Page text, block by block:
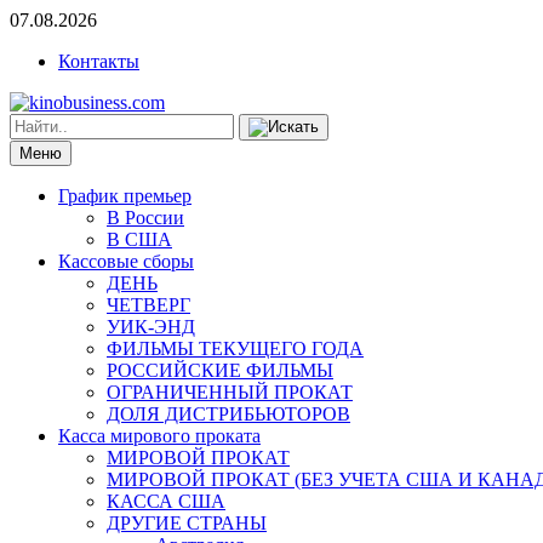
07.08.2026
Контакты
Меню
График премьер
В России
В США
Кассовые сборы
ДЕНЬ
ЧЕТВЕРГ
УИК-ЭНД
ФИЛЬМЫ ТЕКУЩЕГО ГОДА
РОССИЙСКИЕ ФИЛЬМЫ
ОГРАНИЧЕННЫЙ ПРОКАТ
ДОЛЯ ДИСТРИБЬЮТОРОВ
Касса мирового проката
МИРОВОЙ ПРОКАТ
МИРОВОЙ ПРОКАТ (БЕЗ УЧЕТА США И
КАССА США
ДРУГИЕ СТРАНЫ